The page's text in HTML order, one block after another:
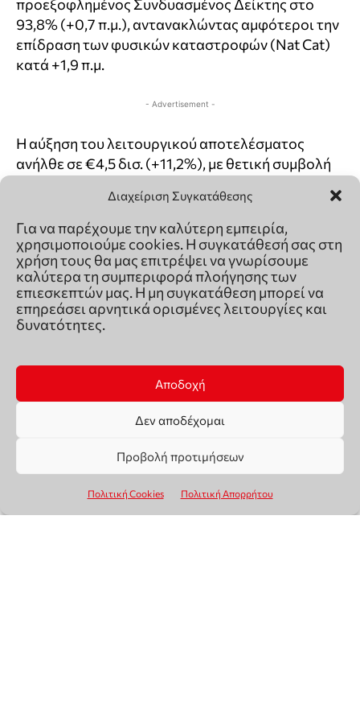
Διαχείριση Συγκατάθεσης
Για να παρέχουμε την καλύτερη εμπειρία,
χρησιμοποιούμε cookies. Η συγκατάθεσή σας στη
χρήση τους θα μας επιτρέψει να γνωρίσουμε
καλύτερα τη συμπεριφορά πλοήγησης των
επιεσκεπτών μας. Η μη συγκατάθεση μπορεί να
επηρεάσει αρνητικά ορισμένες λειτουργίες και
δυνατότητες.
Αποδοχή
Δεν αποδέχομαι
Προβολή προτιμήσεων
Πολιτική Cookies Πολιτική Απορρήτου